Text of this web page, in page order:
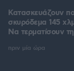
Κατασκευάζουν
σκυρόδεμα 145
Να τερματίσουν
πριν μία ώρα